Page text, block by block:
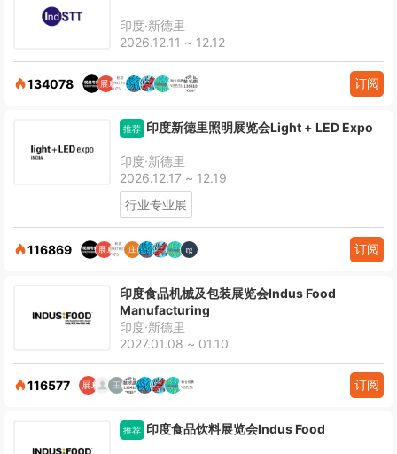
印度·新德里
2026.12.11 ~ 12.12
134078 订阅
推荐 印度新德里照明展览会Light + LED Expo
印度·新德里
2026.12.17 ~ 12.19
行业专业展
116869 订阅
印度食品机械及包装展览会Indus Food
Manufacturing
印度·新德里
2027.01.08 ~ 01.10
116577 订阅
推荐 印度食品饮料展览会Indus Food